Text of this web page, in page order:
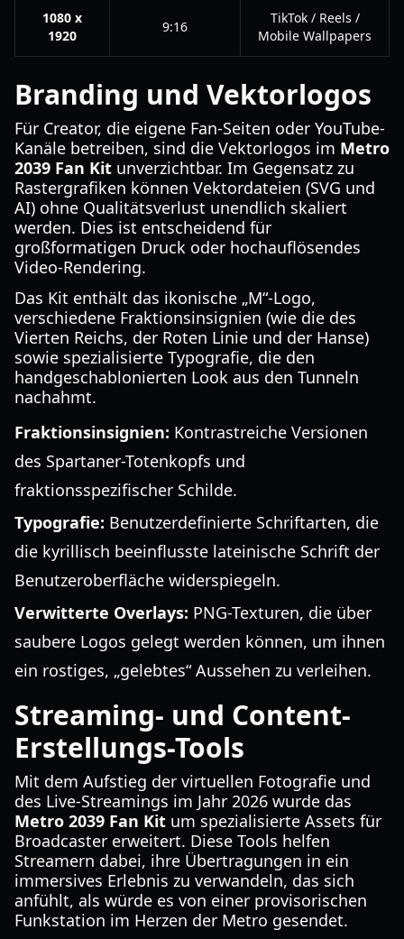
1080 x
1920
9:16
TikTok / Reels /
Mobile Wallpapers
Branding und Vektorlogos
Für Creator, die eigene Fan-Seiten oder YouTube-
Kanäle betreiben, sind die Vektorlogos im Metro
2039 Fan Kit unverzichtbar. Im Gegensatz zu
Rastergrafiken können Vektordateien (SVG und
AI) ohne Qualitätsverlust unendlich skaliert
werden. Dies ist entscheidend für
großformatigen Druck oder hochauflösendes
Video-Rendering.
Das Kit enthält das ikonische „M“-Logo,
verschiedene Fraktionsinsignien (wie die des
Vierten Reichs, der Roten Linie und der Hanse)
sowie spezialisierte Typografie, die den
handgeschablonierten Look aus den Tunneln
nachahmt.
Fraktionsinsignien: Kontrastreiche Versionen
des Spartaner-Totenkopfs und
fraktionsspezifischer Schilde.
Typografie: Benutzerdefinierte Schriftarten, die
die kyrillisch beeinflusste lateinische Schrift der
Benutzeroberfläche widerspiegeln.
Verwitterte Overlays: PNG-Texturen, die über
saubere Logos gelegt werden können, um ihnen
ein rostiges, „gelebtes“ Aussehen zu verleihen.
Streaming- und Content-
Erstellungs-Tools
Mit dem Aufstieg der virtuellen Fotografie und
des Live-Streamings im Jahr 2026 wurde das
Metro 2039 Fan Kit um spezialisierte Assets für
Broadcaster erweitert. Diese Tools helfen
Streamern dabei, ihre Übertragungen in ein
immersives Erlebnis zu verwandeln, das sich
anfühlt, als würde es von einer provisorischen
Funkstation im Herzen der Metro gesendet.